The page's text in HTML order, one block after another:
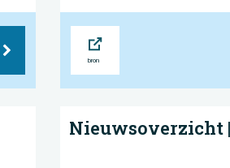
Nieuwsoverzicht